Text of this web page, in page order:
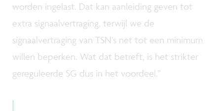
worden ingelast. Dat kan aanleiding geven tot
extra signaalvertraging, terwijl we de
signaalvertraging van TSN’s net tot een minimum
willen beperken. Wat dat betreft, is het strikter
gereguleerde 5G dus in het voordeel.”